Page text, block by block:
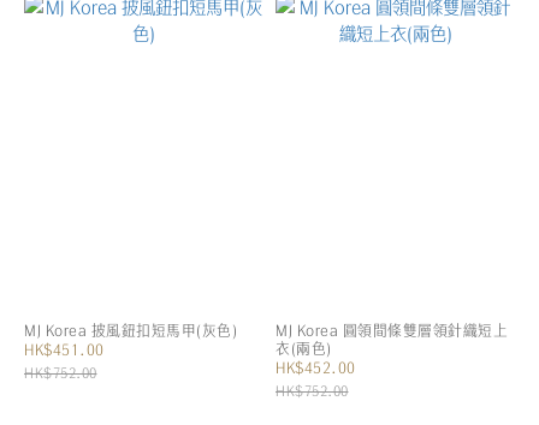
MJ Korea 披風鈕扣短馬甲(灰色)
HK$451.00
HK$752.00
MJ Korea 圓領間條雙層領針織短上
衣(兩色)
HK$452.00
HK$752.00